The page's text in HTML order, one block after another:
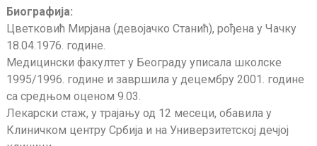
Биографија:
Цветковић Мирјана (девојачко Станић), рођена у Чачку
18.04.1976. године.
Медицински факултет у Београду уписала школске
1995/1996. године и завршила у децембру 2001. године
са средњом оценом 9.03.
Лекарски стаж, у трајању од 12 месеци, обавила у
Клиничком центру Србија и на Универзитетској дечјој